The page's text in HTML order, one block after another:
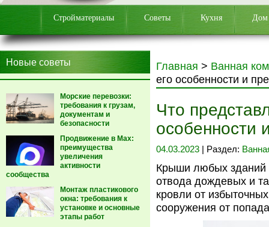
Стройматериалы Советы Кухня Дом
Новые советы
Морские перевозки:
требования к грузам,
документам и
безопасности
Продвижение в Max:
преимущества
увеличения
активности
сообщества
Монтаж пластикового
окна: требования к
установке и основные
этапы работ
Главная > Ванная
его особенности и
Что
особенности
04.03.2023 | Раздел:
Крыши любых зданий
отвода дождевых и
кровли от
сооружения от